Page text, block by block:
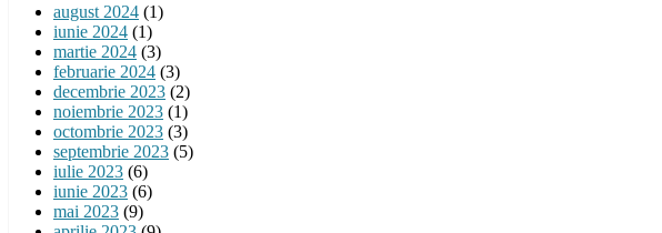
august 2024 (1)
iunie 2024 (1)
martie 2024 (3)
februarie 2024 (3)
decembrie 2023 (2)
noiembrie 2023 (1)
octombrie 2023 (3)
septembrie 2023 (5)
iulie 2023 (6)
iunie 2023 (6)
mai 2023 (9)